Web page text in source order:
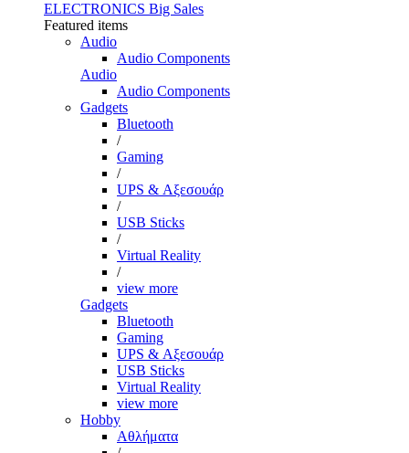
ELECTRONICS Big Sales
Featured items
Audio
Audio Components
Audio
Audio Components
Gadgets
Bluetooth
/
Gaming
/
UPS & Αξεσουάρ
/
USB Sticks
/
Virtual Reality
/
view more
Gadgets
Bluetooth
Gaming
UPS & Αξεσουάρ
USB Sticks
Virtual Reality
view more
Hobby
Αθλήματα